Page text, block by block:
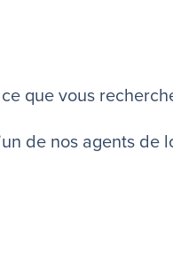
que vous
de nos agents de